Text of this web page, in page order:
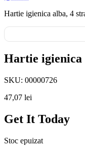
Hartie igienica alba, 4
Hartie igienica
SKU: 00000726
47,07 lei
Get It Today
Stoc epuizat